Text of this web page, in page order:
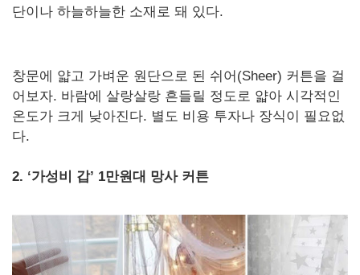
단이나 하늘하늘한 소재로 돼 있다.
창문에 얇고 가벼운 원단으로 된 쉬어(Sheer) 커튼을 걸
어보자. 바람에 살랑살랑 흔들릴 정도로 얇아 시각적인
온도가 크게 낮아진다. 별도 비용 투자나 장식이 필요없
다.
2. ‘가성비 갑’ 1만원대 망사 커튼